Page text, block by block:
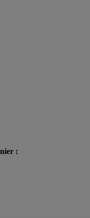
: